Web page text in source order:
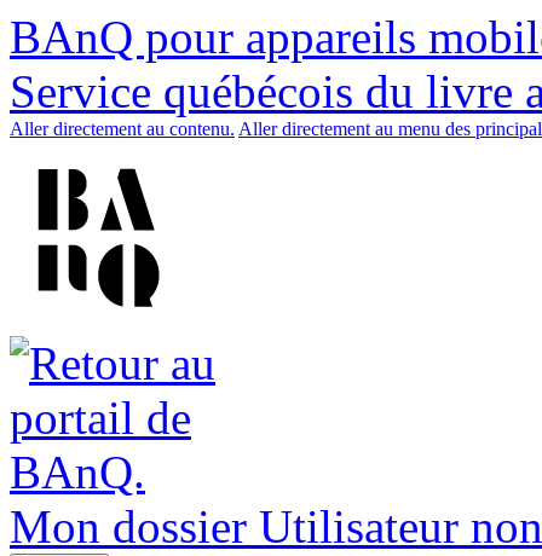
BAnQ pour appareils
Service québécois du livre
Aller directement au contenu. Aller directement au menu des
Mon dossier Utilisateur